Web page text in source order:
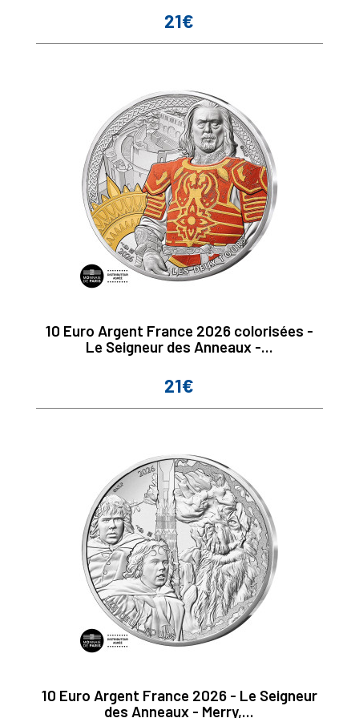
Prix
21€
10 Euro Argent France 2026 colorisées -
Le Seigneur des Anneaux -...
Prix
21€
10 Euro Argent France 2026 - Le Seigneur
des Anneaux - Merry,...